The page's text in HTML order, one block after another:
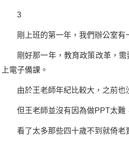
3
剛上班的第一年，我們辦公室有
剛好那一年，教育政策改革，需
上電子備課。
由於王老師年紀比較大，之前也沒
但王老師並沒有因為做PPT太難，
看了太多那些四十歲不到就倚老賣